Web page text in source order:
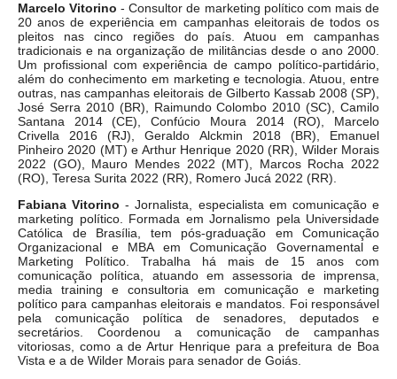
Marcelo Vitorino - Consultor de marketing político com mais de
20 anos de experiência em campanhas eleitorais de todos os
pleitos nas cinco regiões do país. Atuou em campanhas
tradicionais e na organização de militâncias desde o ano 2000.
Um profissional com experiência de campo político-partidário,
além do conhecimento em marketing e tecnologia. Atuou, entre
outras, nas campanhas eleitorais de Gilberto Kassab 2008 (SP),
José Serra 2010 (BR), Raimundo Colombo 2010 (SC), Camilo
Santana 2014 (CE), Confúcio Moura 2014 (RO), Marcelo
Crivella 2016 (RJ), Geraldo Alckmin 2018 (BR), Emanuel
Pinheiro 2020 (MT) e Arthur Henrique 2020 (RR), Wilder Morais
2022 (GO), Mauro Mendes 2022 (MT), Marcos Rocha 2022
(RO), Teresa Surita 2022 (RR), Romero Jucá 2022 (RR).
Fabiana Vitorino - Jornalista, especialista em comunicação e
marketing político. Formada em Jornalismo pela Universidade
Católica de Brasília, tem pós-graduação em Comunicação
Organizacional e MBA em Comunicação Governamental e
Marketing Político. Trabalha há mais de 15 anos com
comunicação política, atuando em assessoria de imprensa,
media training e consultoria em comunicação e marketing
político para campanhas eleitorais e mandatos. Foi responsável
pela comunicação política de senadores, deputados e
secretários. Coordenou a comunicação de campanhas
vitoriosas, como a de Artur Henrique para a prefeitura de Boa
Vista e a de Wilder Morais para senador de Goiás.